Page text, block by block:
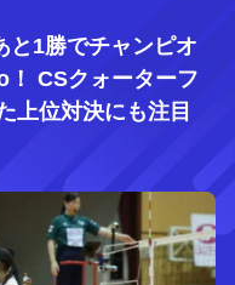
と1勝でチャンピオ
CSクォーターフ
上位対決にも注目